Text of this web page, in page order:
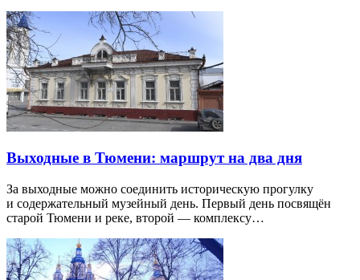
Выходные в Тюмени: маршрут на два дня
За выходные можно соединить историческую прогулку
и содержательный музейный день. Первый день посвящён
старой Тюмени и реке, второй — комплексу…